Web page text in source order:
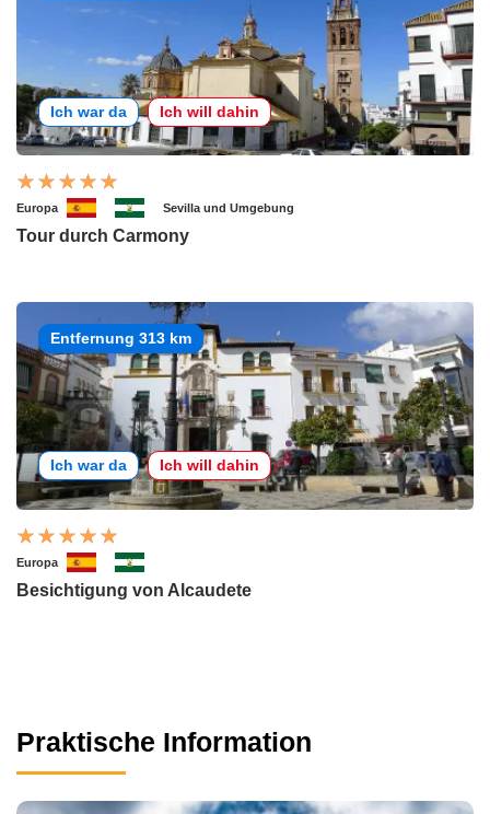
Ich war da Ich will dahin
Europa Sevilla und Umgebung
Tour durch Carmony
Entfernung 313 km
Ich war da Ich will dahin
Europa
Besichtigung von Alcaudete
Praktische Information